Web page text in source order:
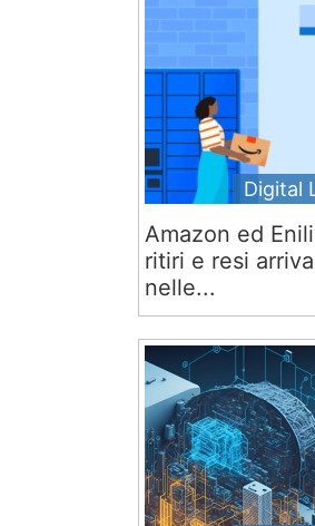
Digital
Amazon ed
ritiri e resi
nelle...